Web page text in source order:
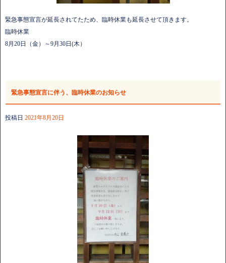
緊急事態宣言が延長されてたため、臨時休業も延長させて頂きます。
臨時休業
8月20日（金）～9月30日(木）
緊急事態宣言に伴う、臨時休業のお知らせ
投稿日 2021年8月20日